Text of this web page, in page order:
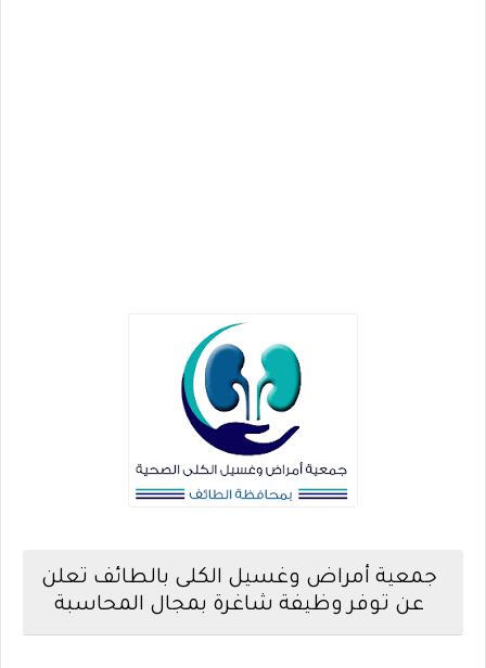
جمعية أمراض وغسيل الكلى بالطائف تعلن
عن توفر وظيفة شاغرة بمجال المحاسبة